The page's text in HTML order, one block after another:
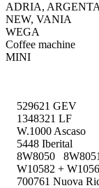
ADRIA,
NEW, VANIA
WEGA
Coffee machine
MINI
529621 GEV
1348321 LF
W.1000 Ascaso
5448 Iberital
8W8050 8W8051
W10582 +
700761 Nuova